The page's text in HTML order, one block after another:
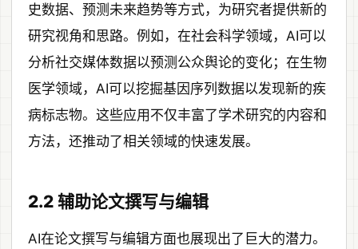
史数据、预测未来趋势等方式，为研究者提供新的
研究视角和思路。例如，在社会科学领域，AI可以
分析社交媒体数据以预测公众舆论的变化；在生物
医学领域，AI可以挖掘基因序列数据以发现新的疾
病标志物。这些应用不仅丰富了学术研究的内容和
方法，还推动了相关领域的快速发展。
2.2 辅助论文撰写与编辑
AI在论文撰写与编辑方面也展现出了巨大的潜力。